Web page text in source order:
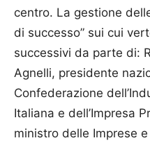
centro. La gestione
di successo” sui cui
successivi da parte di:
Agnelli, presidente
Confederazione
Italiana e dell’Impresa
ministro delle Imprese